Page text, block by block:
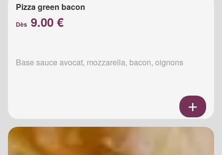
Pizza green bacon
Dès 9.00 €
Base sauce avocat, mozzarella, bacon, oignons